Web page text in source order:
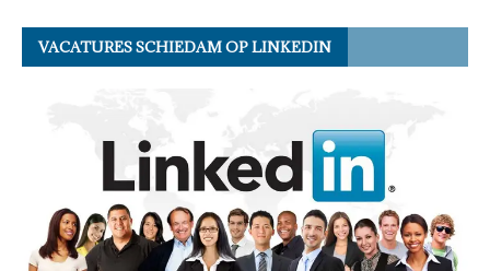
VACATURES SCHIEDAM OP LINKEDIN